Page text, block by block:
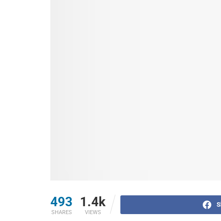
493
SHARES
1.4k
VIEWS